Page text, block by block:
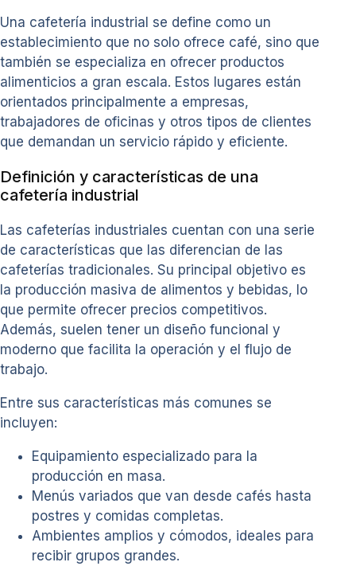
Una cafetería industrial se define como un
establecimiento que no solo ofrece café, sino que
también se especializa en ofrecer productos
alimenticios a gran escala. Estos lugares están
orientados principalmente a empresas,
trabajadores de oficinas y otros tipos de clientes
que demandan un servicio rápido y eficiente.
Definición y características de una
cafetería industrial
Las cafeterías industriales cuentan con una serie
de características que las diferencian de las
cafeterías tradicionales. Su principal objetivo es
la producción masiva de alimentos y bebidas, lo
que permite ofrecer precios competitivos.
Además, suelen tener un diseño funcional y
moderno que facilita la operación y el flujo de
trabajo.
Entre sus características más comunes se
incluyen:
Equipamiento especializado para la
producción en masa.
Menús variados que van desde cafés hasta
postres y comidas completas.
Ambientes amplios y cómodos, ideales para
recibir grupos grandes.